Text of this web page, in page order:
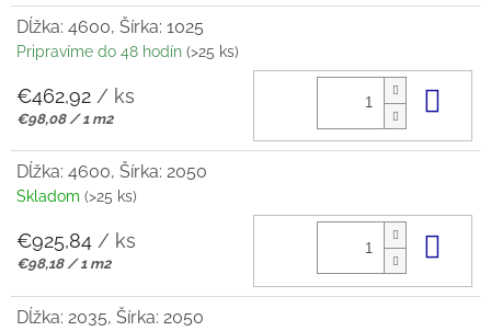
Dĺžka: 4600, Šírka: 1025
Pripravíme do 48 hodín (>25 ks)
€462,92 / ks
Jednotková
€98,08 / 1 m2
Dĺžka: 4600, Šírka: 2050
Skladom (>25 ks)
€925,84 / ks
Jednotková
€98,18 / 1 m2
Dĺžka: 2035, Šírka: 2050